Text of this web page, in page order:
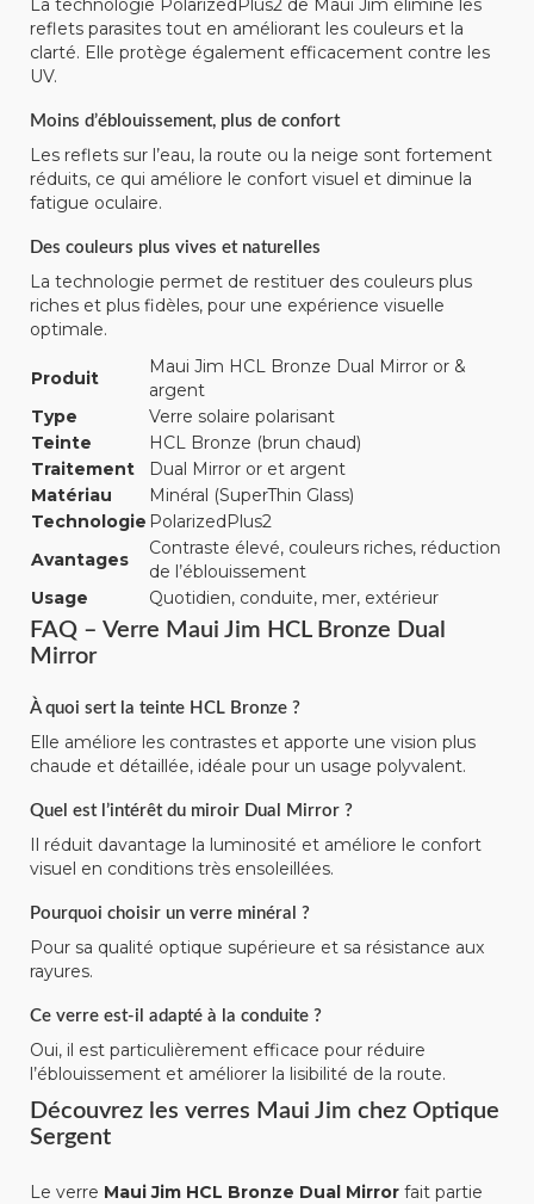
La technologie PolarizedPlus2 de Maui Jim élimine les
reflets parasites tout en améliorant les couleurs et la
clarté. Elle protège également efficacement contre les
UV.
Moins d’éblouissement, plus de confort
Les reflets sur l’eau, la route ou la neige sont fortement
réduits, ce qui améliore le confort visuel et diminue la
fatigue oculaire.
Des couleurs plus vives et naturelles
La technologie permet de restituer des couleurs plus
riches et plus fidèles, pour une expérience visuelle
optimale.
Produit
Maui Jim HCL Bronze Dual Mirror or &
argent
Type
Verre solaire polarisant
Teinte
HCL Bronze (brun chaud)
Traitement
Dual Mirror or et argent
Matériau
Minéral (SuperThin Glass)
Technologie PolarizedPlus2
Avantages
Contraste élevé, couleurs riches, réduction
de l’éblouissement
Usage
Quotidien, conduite, mer, extérieur
FAQ – Verre Maui Jim HCL Bronze Dual
Mirror
À quoi sert la teinte HCL Bronze ?
Elle améliore les contrastes et apporte une vision plus
chaude et détaillée, idéale pour un usage polyvalent.
Quel est l’intérêt du miroir Dual Mirror ?
Il réduit davantage la luminosité et améliore le confort
visuel en conditions très ensoleillées.
Pourquoi choisir un verre minéral ?
Pour sa qualité optique supérieure et sa résistance aux
rayures.
Ce verre est-il adapté à la conduite ?
Oui, il est particulièrement efficace pour réduire
l’éblouissement et améliorer la lisibilité de la route.
Découvrez les verres Maui Jim chez Optique
Sergent
Le verre Maui Jim HCL Bronze Dual Mirror fait partie